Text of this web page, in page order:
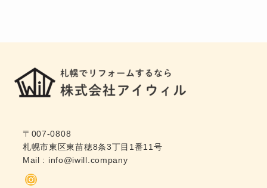
〒007-0808
札幌市東区東苗穂8条3丁目1番11号
Mail : info@iwill.company
Instagram